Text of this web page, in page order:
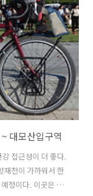
해 떨어질 시간이
려가봤다. 황구지천
서 자전거 타기 비
대모산입구역
접근성이 더 좋다.
재천이 가까워서 한
정이다. 이곳은 강